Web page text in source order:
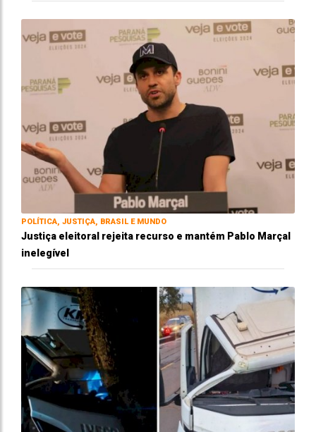
POLÍTICA, JUSTIÇA, BRASIL E MUNDO
Justiça eleitoral rejeita recurso e mantém Pablo Marçal
inelegível